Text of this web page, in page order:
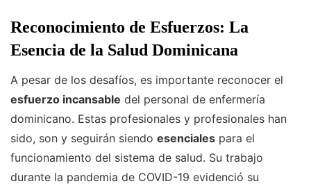
Reconocimiento de Esfuerzos: La
Esencia de la Salud Dominicana
A pesar de los desafíos, es importante reconocer el
esfuerzo incansable del personal de enfermería
dominicano. Estas profesionales y profesionales han
sido, son y seguirán siendo esenciales para el
funcionamiento del sistema de salud. Su trabajo
durante la pandemia de COVID-19 evidenció su